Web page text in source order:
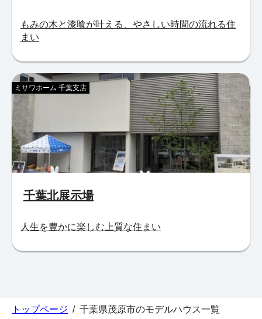
もみの木と漆喰が叶える、やさしい時間の流れる住
まい
千葉北展示場
ミサワホーム 千葉支店
人生を豊かに楽しむ上質な住まい
トップページ / 千葉県茂原市のモデルハウス一覧